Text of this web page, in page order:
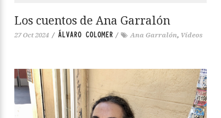
Los cuentos de Ana Garralón
27 Oct 2024 / ÁLVARO COLOMER / Ana Garralón, Vídeos